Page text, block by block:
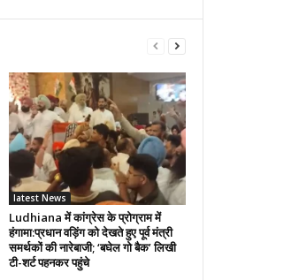
latest News
Ludhiana में कांग्रेस के प्रोग्राम में
हंगामा:प्रधान वड़िंग को देखते हुए पूर्व मंत्री
समर्थकों की नारेबाजी; ‘बघेल गो बैक’ लिखी
टी-शर्ट पहनकर पहुंचे